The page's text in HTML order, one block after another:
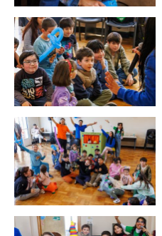
Zoom
Zoom
Zoom